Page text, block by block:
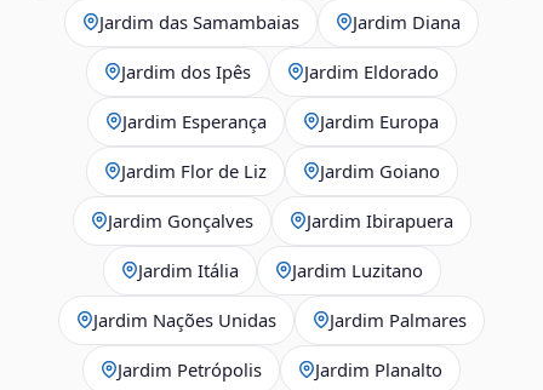
Jardim das Samambaias Jardim Diana
Jardim dos Ipês Jardim Eldorado
Jardim Esperança Jardim Europa
Jardim Flor de Liz Jardim Goiano
Jardim Gonçalves Jardim Ibirapuera
Jardim Itália Jardim Luzitano
Jardim Nações Unidas Jardim Palmares
Jardim Petrópolis Jardim Planalto